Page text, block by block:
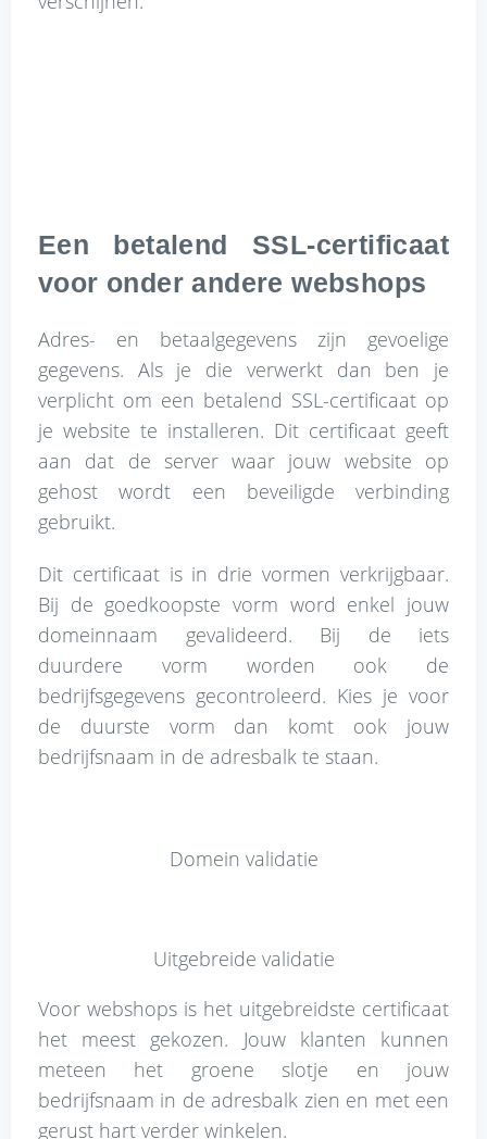
Een betalend SSL-certificaat
voor onder andere webshops
Adres- en betaalgegevens zijn gevoelige
gegevens. Als je die verwerkt dan ben je
verplicht om een betalend SSL-certificaat op
je website te installeren. Dit certificaat geeft
aan dat de server waar jouw website op
gehost wordt een beveiligde verbinding
gebruikt.
Dit certificaat is in drie vormen verkrijgbaar.
Bij de goedkoopste vorm word enkel jouw
domeinnaam gevalideerd. Bij de iets
duurdere vorm worden ook de
bedrijfsgegevens gecontroleerd. Kies je voor
de duurste vorm dan komt ook jouw
bedrijfsnaam in de adresbalk te staan.
Domein validatie
Uitgebreide validatie
Voor webshops is het uitgebreidste certificaat
het meest gekozen. Jouw klanten kunnen
meteen het groene slotje en jouw
bedrijfsnaam in de adresbalk zien en met een
gerust hart verder winkelen.